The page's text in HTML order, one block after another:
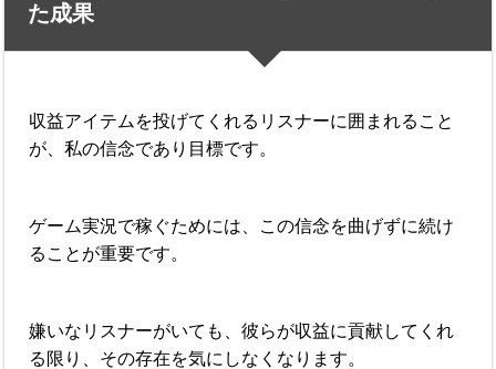
た成果
収益アイテムを投げてくれるリスナーに囲まれること
が、私の信念であり目標です。
ゲーム実況で稼ぐためには、この信念を曲げずに続け
ることが重要です。
嫌いなリスナーがいても、彼らが収益に貢献してくれ
る限り、その存在を気にしなくなります。